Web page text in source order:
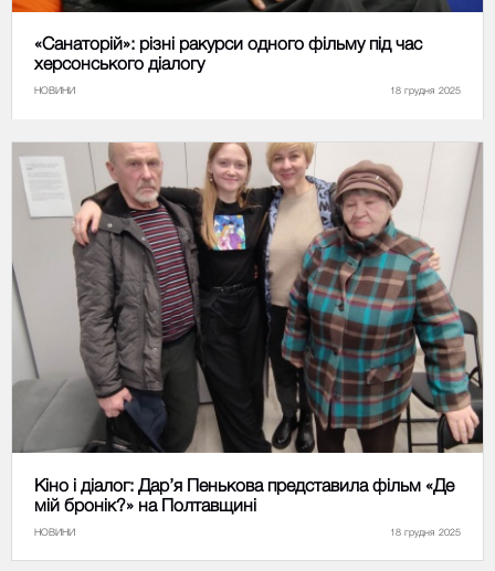
«Санаторій»: різні ракурси одного фільму під час
херсонського діалогу
НОВИНИ 18 грудня 2025
Кіно і діалог: Дар’я Пенькова представила фільм «Де
мій бронік?» на Полтавщині
НОВИНИ 18 грудня 2025